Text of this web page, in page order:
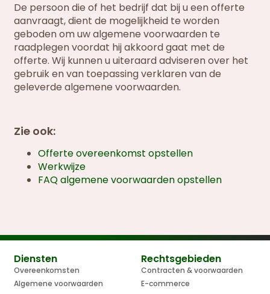
De persoon die of het bedrijf dat bij u een offerte
aanvraagt, dient de mogelijkheid te worden
geboden om uw algemene voorwaarden te
raadplegen voordat hij akkoord gaat met de
offerte. Wij kunnen u uiteraard adviseren over het
gebruik en van toepassing verklaren van de
geleverde algemene voorwaarden.
Zie ook:
Offerte overeenkomst opstellen
Werkwijze
FAQ algemene voorwaarden opstellen
Diensten
Overeenkomsten
Algemene voorwaarden
Rechtsgebieden
Contracten & voorwaarden
E-commerce